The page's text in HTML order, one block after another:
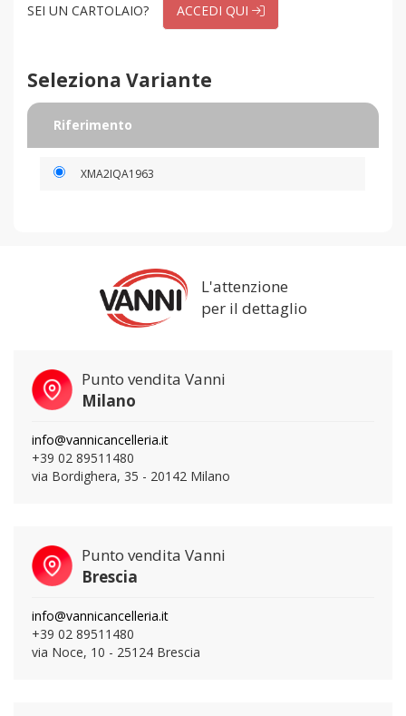
SEI UN CARTOLAIO? ACCEDI QUI
Seleziona Variante
Riferimento
XMA2IQA1963
L'attenzione
per il dettaglio
Punto vendita Vanni
Milano
info@vannicancelleria.it
+39 02 89511480
via Bordighera, 35 - 20142 Milano
Punto vendita Vanni
Brescia
info@vannicancelleria.it
+39 02 89511480
via Noce, 10 - 25124 Brescia